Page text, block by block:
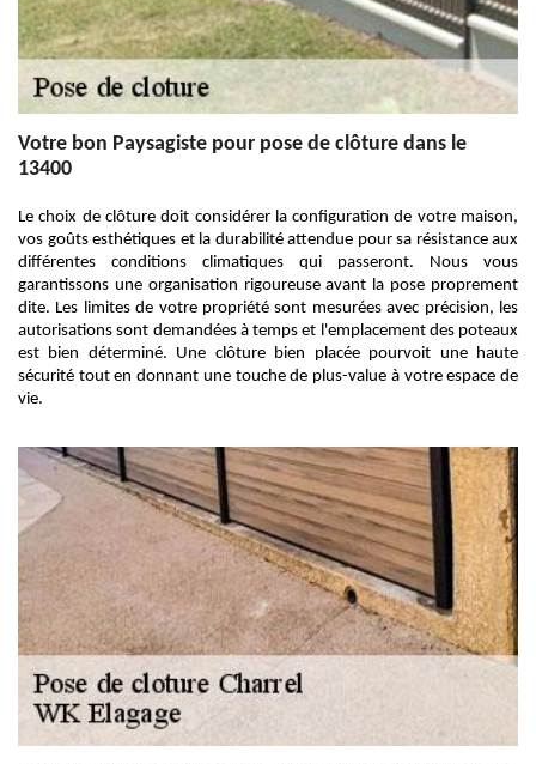
Votre bon Paysagiste pour pose de clôture dans le
13400
Le choix de clôture doit considérer la configuration de votre maison,
vos goûts esthétiques et la durabilité attendue pour sa résistance aux
différentes conditions climatiques qui passeront. Nous vous
garantissons une organisation rigoureuse avant la pose proprement
dite. Les limites de votre propriété sont mesurées avec précision, les
autorisations sont demandées à temps et l'emplacement des poteaux
est bien déterminé. Une clôture bien placée pourvoit une haute
sécurité tout en donnant une touche de plus-value à votre espace de
vie.